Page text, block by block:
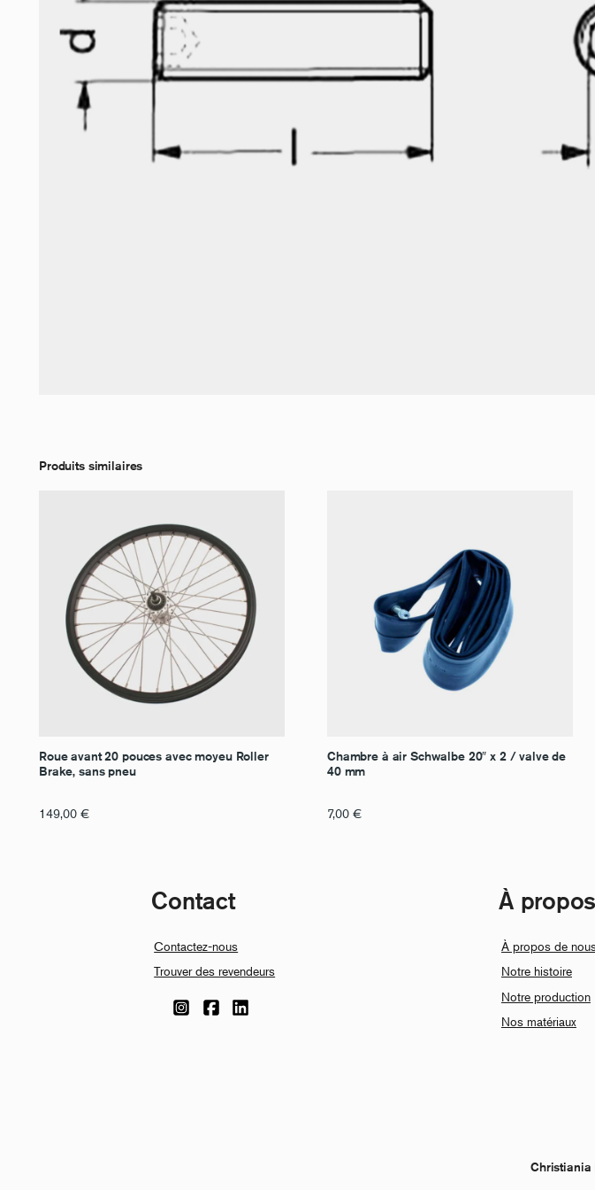
Produits similaires
Roue avant 20 pouces avec moyeu Roller
Brake, sans pneu
149,00 €
Chambre à air Schwalbe 20″ x 2 / valve de
40 mm
7,00 €
Contact
Contactez-nous
Trouver des revendeurs
À
À propos de
Notre histoire
Notre production
Nos matériaux
Christiania